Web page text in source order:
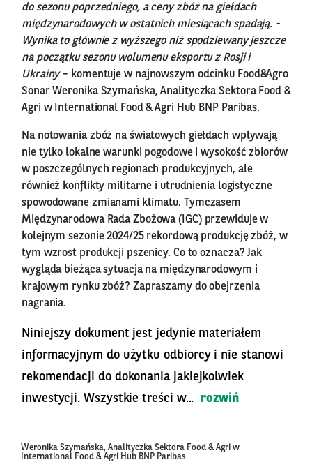
do sezonu poprzedniego, a ceny zbóż na giełdach
międzynarodowych w ostatnich miesiącach spadają. -
Wynika to głównie z wyższego niż spodziewany jeszcze
na początku sezonu wolumenu eksportu z Rosji i
Ukrainy– komentuje w najnowszym odcinku Food&Agro
Sonar Weronika Szymańska, Analityczka Sektora Food &
Agri w International Food & Agri Hub BNP Paribas.
Na notowania zbóż na światowych giełdach wpływają
nie tylko lokalne warunki pogodowe i wysokość zbiorów
w poszczególnych regionach produkcyjnych, ale
również konflikty militarne i utrudnienia logistyczne
spowodowane zmianami klimatu. Tymczasem
Międzynarodowa Rada Zbożowa (IGC) przewiduje w
kolejnym sezonie 2024/25 rekordową produkcję zbóż, w
tym wzrost produkcji pszenicy. Co to oznacza? Jak
wygląda bieżąca sytuacja na międzynarodowym i
krajowym rynku zbóż? Zapraszamy do obejrzenia
nagrania.
Niniejszy dokument jest jedynie materiałem
informacyjnym do użytku odbiorcy i nie stanowi
rekomendacji do dokonania jakiejkolwiek
inwestycji. Wszystkie treści w...
rozwiń
Weronika Szymańska, Analityczka Sektora Food & Agri w
International Food & Agri Hub BNP Paribas